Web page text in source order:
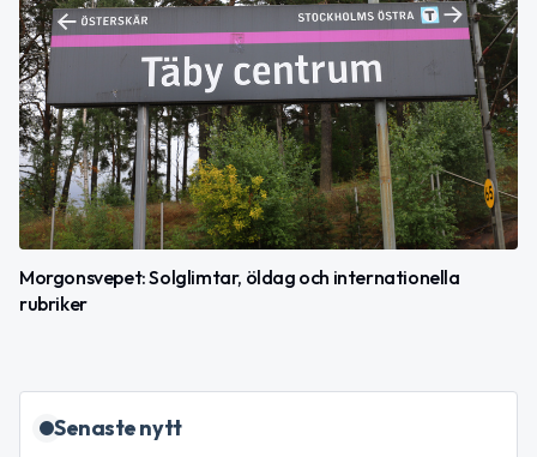
Morgonsvepet: Solglimtar, öldag och internationella
rubriker
Senaste nytt